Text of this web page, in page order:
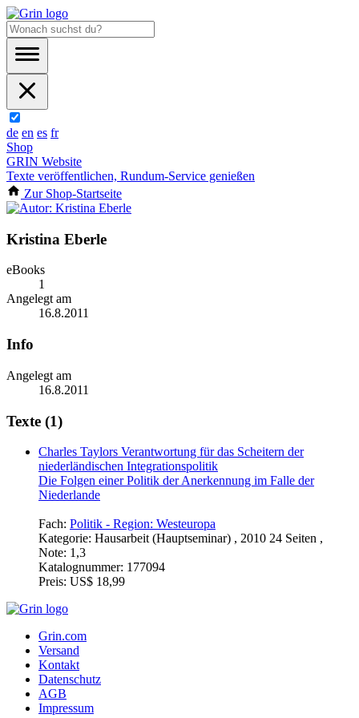
de en es fr
Shop
GRIN Website
Texte veröffentlichen, Rundum-Service genießen
Zur Shop-Startseite
Kristina Eberle
eBooks
1
Angelegt am
16.8.2011
Info
Angelegt am
16.8.2011
Texte (1)
Charles Taylors Verantwortung für das Scheitern der
niederländischen Integrationspolitik
Die Folgen einer Politik der Anerkennung im Falle der
Niederlande
Fach: Politik - Region: Westeuropa
Kategorie: Hausarbeit (Hauptseminar) , 2010 24 Seiten ,
Note: 1,3
Katalognummer: 177094
Preis: US$ 18,99
Grin.com
Versand
Kontakt
Datenschutz
AGB
Impressum